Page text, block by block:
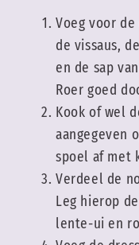
1 tl Go-
Sap van
2
Voeg voor de
de vissaus,
en de sap
Roer goed
Kook of wel
aangegeven
spoel af met
Verdeel de
Leg hierop
lente-ui en